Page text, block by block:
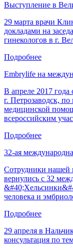
Выступление в
29 марта врачи
докладами на
гинекологов в г.
Подробнее
Embrylife на
В апреле 2017 года
г. Петрозаводск,
медицинской
всероссийским
Подробнее
32-ая
Сотрудники нашей
вернулись с 32
человека и
Подробнее
29 апреля в
консультация по